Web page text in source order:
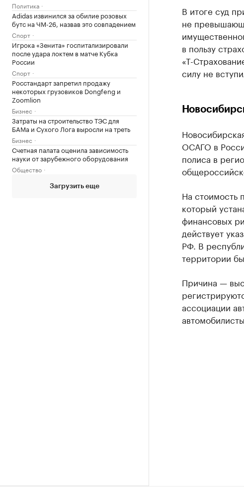
Политика
Adidas извинился за обилие розовых
бутс на ЧМ-26, назвав это совпадением
Спорт
Игрока «Зенита» госпитализировали
после удара локтем в матче Кубка
России
Спорт
Росстандарт запретил продажу
некоторых грузовиков Dongfeng и
Zoomlion
Бизнес
Затраты на строительство ТЭС для
БАМа и Сухого Лога выросли на треть
Бизнес
Счетная палата оценила зависимость
науки от зарубежного оборудования
Общество
Загрузить еще
В итоге суд
не
в пользу
«Т-
силу не
ОСАГО в
полиса в
На стоимость
который
финансовых
действует
РФ. В
территории
Причина —
ассоциации